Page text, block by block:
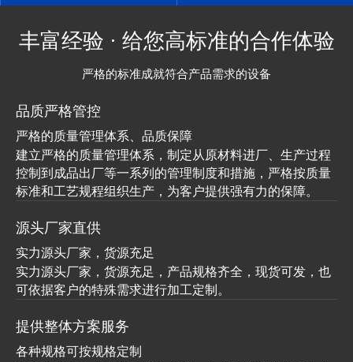
丰富经验 · 给您高标准的合作体验
严格的标准成就符合产品需求的设备
品质严格管控
严格的质量管理体系、品质保障
建立严格的质量管理体系，制定从原材料进厂、生产过程
控制到成品出厂等一系列的管理制度和措施，严格按质量
标准和工艺规程组织生产，为客户提供强有力的保障。
源头厂家直供
实力源头厂家，货源充足
实力源头厂家，货源充足，产品规格齐全，现货可发，也
可依据客户的特殊需求进行加工定制。
提供整体方案服务
各种规格可按规格定制